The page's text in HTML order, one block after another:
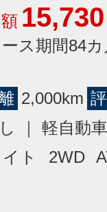
15,730
ース期間84
2,000km
｜ 軽自動車
ト 2WD